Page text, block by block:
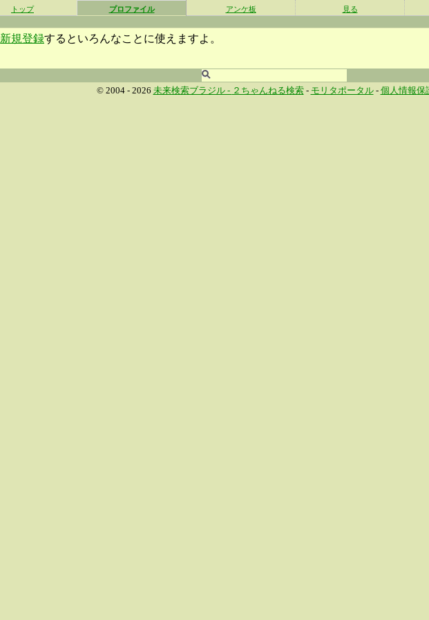
トップ プロファイル アンケ板 見る
新規登録するといろんなことに使えますよ。
© 2004 - 2026 未来検索ブラジル - ２ちゃんねる検索- モリタポータル- 個人情報保